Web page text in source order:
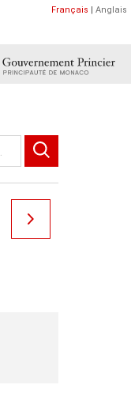
Français | Anglais